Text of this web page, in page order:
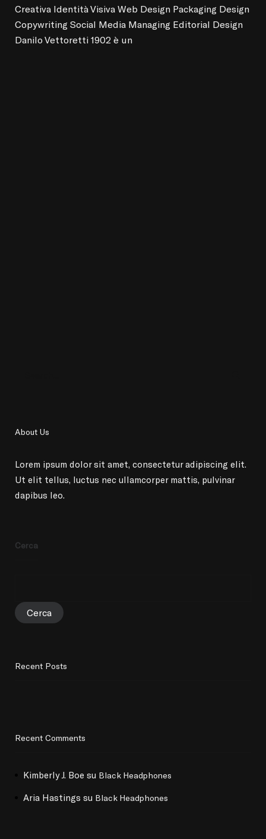
Creativa Identità Visiva Web Design Packaging Design
Copywriting Social Media Managing Editorial Design
Danilo Vettoretti 1902 è un
About Us
Lorem ipsum dolor sit amet, consectetur adipiscing elit.
Ut elit tellus, luctus nec ullamcorper mattis, pulvinar
dapibus leo.
Cerca
Cerca
Recent Posts
Recent Comments
Kimberly J. Boe su Black Headphones
Aria Hastings su Black Headphones